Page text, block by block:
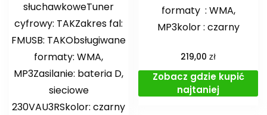
słuchawkoweTuner
cyfrowy: TAKZakres fal:
FMUSB: TAKObsługiwane
formaty: WMA,
MP3Zasilanie: bateria D,
sieciowe
230VAU3RSkolor: czarny
formaty : WMA,
MP3kolor : czarny
219,00zł
Zobacz gdzie kupić
najtaniej